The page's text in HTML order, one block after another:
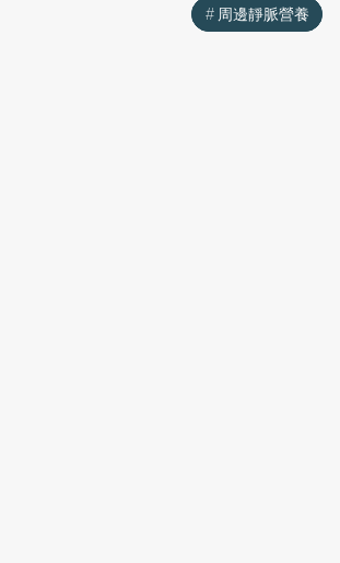
周邊靜脈營養
周邊靜脈營養